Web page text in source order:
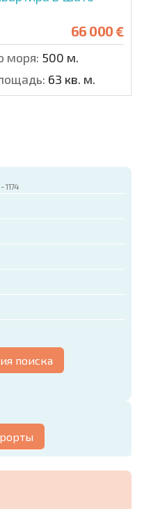
66 000 €
моря: 500 м.
63 кв. м.
- 1174
поиска